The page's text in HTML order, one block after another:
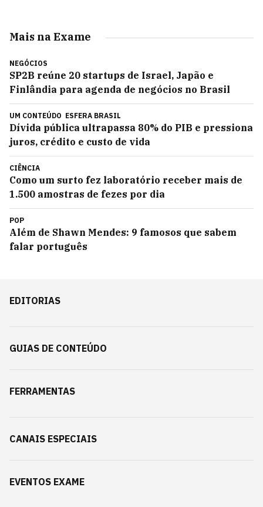
Mais na Exame
NEGÓCIOS
SP2B reúne 20 startups de Israel, Japão e
Finlândia para agenda de negócios no Brasil
UM CONTEÚDO ESFERA BRASIL
Dívida pública ultrapassa 80% do PIB e pressiona
juros, crédito e custo de vida
CIÊNCIA
Como um surto fez laboratório receber mais de
1.500 amostras de fezes por dia
POP
Além de Shawn Mendes: 9 famosos que sabem
falar português
EDITORIAS
GUIAS DE CONTEÚDO
FERRAMENTAS
CANAIS ESPECIAIS
EVENTOS EXAME